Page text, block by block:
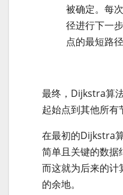
被确定。每
径进行下一
点的最短路径
最终，Dijkstra算
起始点到其他所有
在最初的Dijkstra
简单且关键的数
而这就为后来的计
的余地。